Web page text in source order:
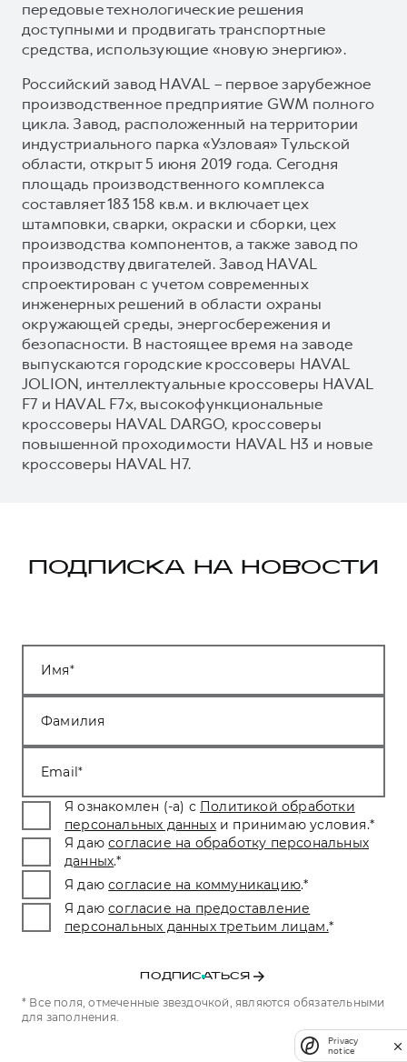
передовые технологические решения
доступными и продвигать транспортные
средства, использующие «новую энергию».
Российский завод HAVAL – первое зарубежное
производственное предприятие GWM полного
цикла. Завод, расположенный на территории
индустриального парка «Узловая» Тульской
области, открыт 5 июня 2019 года. Сегодня
площадь производственного комплекса
составляет 183 158 кв.м. и включает цех
штамповки, сварки, окраски и сборки, цех
производства компонентов, а также завод по
производству двигателей. Завод HAVAL
спроектирован с учетом современных
инженерных решений в области охраны
окружающей среды, энергосбережения и
безопасности. В настоящее время на заводе
выпускаются городские кроссоверы HAVAL
JOLION, интеллектуальные кроссоверы HAVAL
F7 и HAVAL F7x, высокофункциональные
кроссоверы HAVAL DARGO, кроссоверы
повышенной проходимости HAVAL H3 и новые
кроссоверы HAVAL H7.
ПОДПИСКА НА НОВОСТИ
Имя
Фамилия
Email
Я ознакомлен (-а) с Политикой обработки
персональных данных и принимаю условия.*
Я даю согласие на обработку персональных
данных.*
Я даю согласие на коммуникацию.*
Я даю согласие на предоставление
персональных данных третьим лицам.*
ПОДПИСАТЬСЯ
* Все поля, отмеченные звездочкой, являются обязательными
для заполнения.
Privacy
notice